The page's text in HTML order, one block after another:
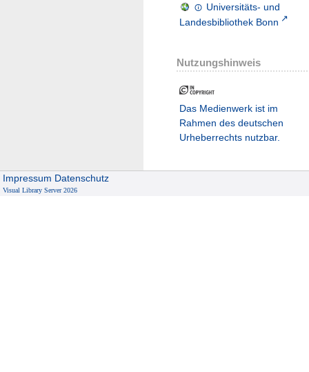
Universitäts- und
Landesbibliothek Bonn
Nutzungshinweis
Das Medienwerk ist im
Rahmen des deutschen
Urheberrechts nutzbar.
Impressum Datenschutz
Visual Library Server 2026